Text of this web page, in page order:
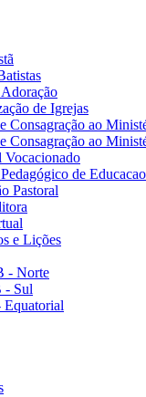
de Igrejas
Consagração ao
Consagração ao
Vocacionado
de
Pastoral
e Lições
- Norte
- Sul
Equatorial